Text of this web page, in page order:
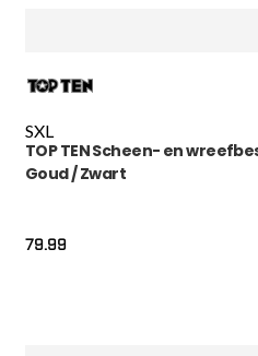
SXL
TOP TEN Scheen- en
Goud / Zwart
79.99